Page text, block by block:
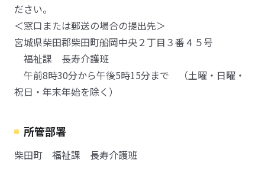
ださい。
＜窓口または郵送の場合の提出先＞
宮城県柴田郡柴田町船岡中央２丁目３番４５号
福祉課 長寿介護班
午前8時30分から午後5時15分まで （土曜・日曜・
祝日・年末年始を除く）
所管部署
柴田町 福祉課 長寿介護班